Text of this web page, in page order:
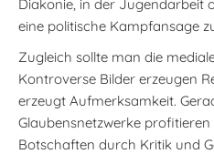
Diakonie, in der Jugendarbeit
eine politische Kampfansage
Zugleich sollte man die
Kontroverse Bilder erzeugen
erzeugt Aufmerksamkeit.
Glaubensnetzwerke
Botschaften durch Kritik und